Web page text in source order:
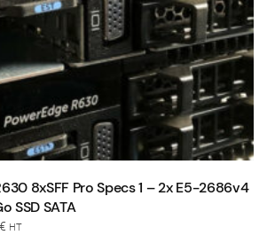
8xSFF Pro Specs 1 – 2x E5-2686v4
SSD SATA
€ Plage
HT